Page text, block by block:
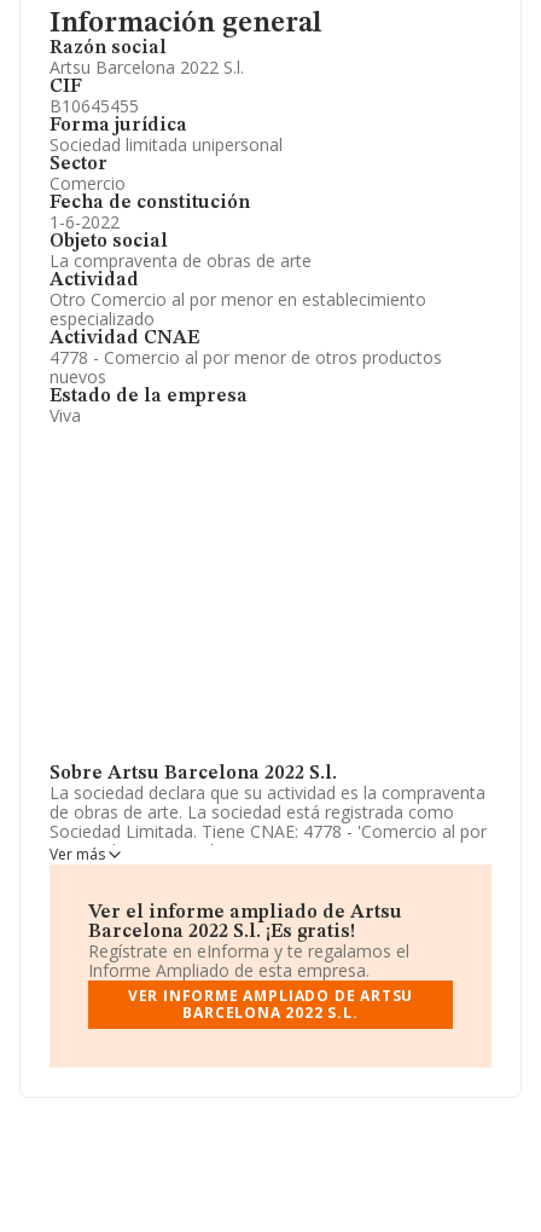
Información general
Razón social
Artsu Barcelona 2022 S.l.
CIF
B10645455
Forma jurídica
Sociedad limitada unipersonal
Sector
Comercio
Fecha de constitución
1-6-2022
Objeto social
La compraventa de obras de arte
Actividad
Otro Comercio al por menor en establecimiento
especializado
Actividad CNAE
4778 - Comercio al por menor de otros productos
nuevos
Estado de la empresa
Viva
Sobre Artsu Barcelona 2022 S.l.
La sociedad declara que su actividad es la compraventa
de obras de arte. La sociedad está registrada como
Sociedad Limitada. Tiene CNAE: 4778 - 'Comercio al por
menor de otros productos nuevos'. La empresa no
tiene actividad en mercados exteriores.
La sociedad Artsu Barcelona 2022 S.L, con CIF
B10645455, está situada en Plaza Doctor Letamendi
núm. 30 33, Pr 2, (08007), en el municipio de Barcelona,
Cataluña.
En base a la información de la que dispone INFORMA
sobre 13.277 compañías, a nivel nacional la facturación
todas las compañías es de 311 mil euros de ventas. Por
Ver más
Ver el informe ampliado de Artsu
Barcelona 2022 S.l. ¡Es gratis!
Regístrate en eInforma y te regalamos el
Informe Ampliado de esta empresa.
VER INFORME AMPLIADO DE ARTSU
BARCELONA 2022 S.L.
Información oficial y registral complementaria.